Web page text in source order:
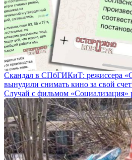
Скандал в СПбГИКиТ: режиссера
вынудили снимать кино за свой
Случай с фильмом «Социализация»